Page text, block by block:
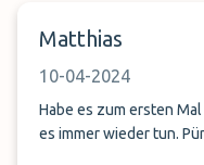
Matthias
10-04-2024
Habe es zum ersten Mal genutzt Super